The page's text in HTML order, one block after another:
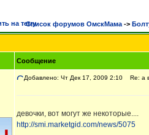
Список форумов ОмскМама ->
Сообщение
Добавлено: Чт Дек 17, 2009 2:10 Re: а
девочки, вот могут же некоторые....
http://smi.marketgid.com/news/5075